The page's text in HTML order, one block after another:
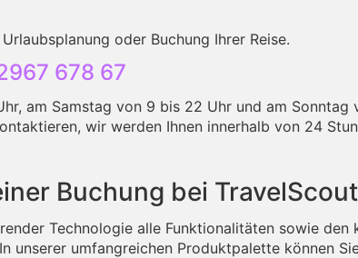
oder Buchung Ihrer Reise.
678 67
am Samstag von 9 bis 22 Uhr und am Sonntag
wir werden Ihnen innerhalb von 24
Buchung bei
Technologie alle Funktionalitäten sowie den
unserer umfangreichen Produktpalette können